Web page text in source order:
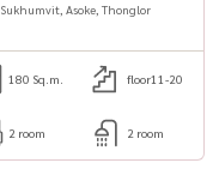
Sukhumvit, Asoke, Thonglor
180 Sq.m. floor11-20
2 room 2 room